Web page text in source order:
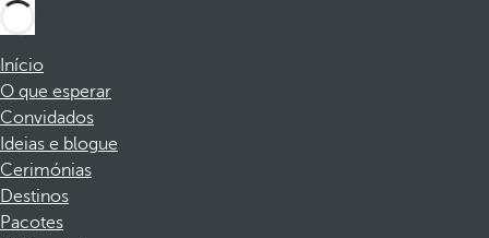
Início
O que esperar
Convidados
Ideias e blogue
Cerimónias
Destinos
Pacotes